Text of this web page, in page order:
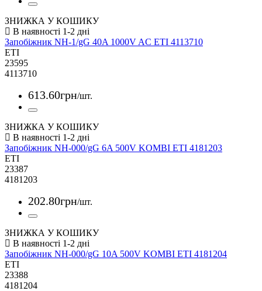
ЗНИЖКА У КОШИКУ
Запобіжник NH-1/gG 40A 1000V AC ETI 4113710
ETI
23595
4113710
613.60грн/шт.
ЗНИЖКА У КОШИКУ
Запобіжник NH-000/gG 6A 500V KOMBI ETI 4181203
ETI
23387
4181203
202.80грн/шт.
ЗНИЖКА У КОШИКУ
Запобіжник NH-000/gG 10A 500V KOMBI ETI 4181204
ETI
23388
4181204